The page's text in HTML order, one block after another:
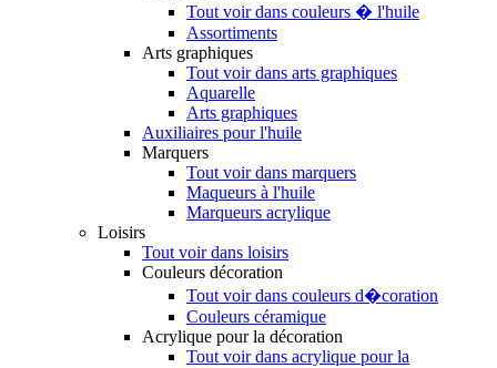
Tout voir dans couleurs � l'huile
Assortiments
Arts graphiques
Tout voir dans arts graphiques
Aquarelle
Arts graphiques
Auxiliaires pour l'huile
Marquers
Tout voir dans marquers
Maqueurs à l'huile
Marqueurs acrylique
Loisirs
Tout voir dans loisirs
Couleurs décoration
Tout voir dans couleurs d�coration
Couleurs céramique
Acrylique pour la décoration
Tout voir dans acrylique pour la